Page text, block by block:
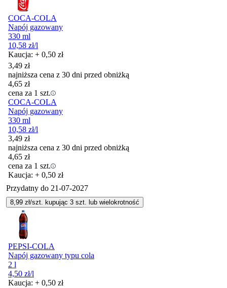
COCA-COLA
Napój gazowany
330 ml
10,58 zł/l
Kaucja: + 0,50 zł
3,49 zł
najniższa cena z 30 dni przed obniżką
4,65 zł
cena za 1 szt.
COCA-COLA
Napój gazowany
330 ml
10,58 zł/l
3,49 zł
najniższa cena z 30 dni przed obniżką
4,65 zł
cena za 1 szt.
Kaucja: + 0,50 zł
Przydatny do 21-07-2027
8,99 zł/szt. kupując 3 szt. lub wielokrotność
PEPSI-COLA
Napój gazowany typu cola
2 l
4,50 zł/l
Kaucja: + 0,50 zł